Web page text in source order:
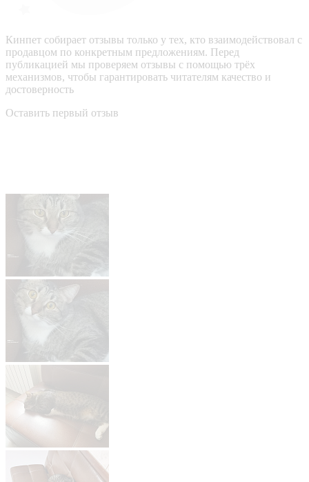
Кинпет собирает отзывы только у тех, кто взаимодействовал с
продавцом по конкретным предложениям. Перед
публикацией мы проверяем отзывы с помощью трёх
механизмов, чтобы гарантировать читателям качество и
достоверность
Оставить первый отзыв